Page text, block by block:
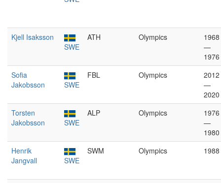
Kjell Isaksson
SWE
ATH Olympics
1968
—
1976
Sofia
Jakobsson
SWE
FBL Olympics
2012
—
2020
Torsten
Jakobsson
SWE
ALP Olympics
1976
—
1980
Henrik
Jangvall
SWE
SWM Olympics 1988